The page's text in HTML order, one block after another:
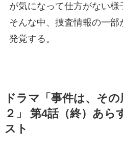
が気になって仕方がない様
そんな中、捜査情報の一
発覚する。
ドラマ「事件は、そ
２」 第4話（終）あら
スト